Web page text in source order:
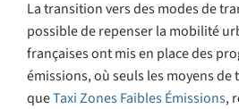
La transition vers des modes de
possible de repenser la mobilité
françaises ont mis en place des
émissions, où seuls les moyens
queTaxi Zones Faibles Émissions,